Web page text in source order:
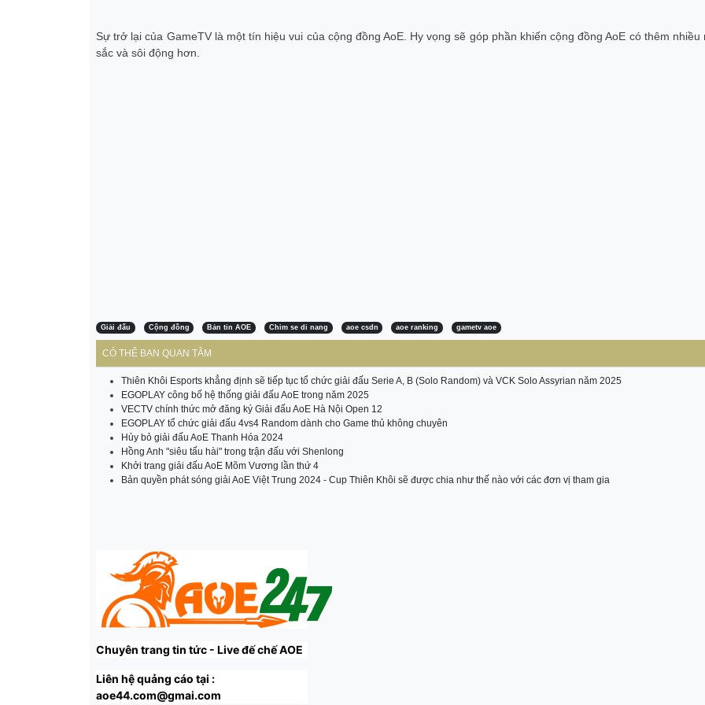
Sự trở lại của GameTV là một tín hiệu vui của cộng đồng AoE. Hy vọng sẽ góp phần khiến cộng đồng AoE có thêm nhiều
sắc và sôi động hơn.
Giải đấu Cộng đồng Bản tin AOE Chim se di nang aoe csdn aoe ranking gametv aoe
CÓ THỂ BẠN QUAN TÂM
Thiên Khôi Esports khẳng định sẽ tiếp tục tổ chức giải đấu Serie A, B (Solo Random) và VCK Solo Assyrian năm 2025
EGOPLAY công bố hệ thống giải đấu AoE trong năm 2025
VECTV chính thức mở đăng ký Giải đấu AoE Hà Nội Open 12
EGOPLAY tổ chức giải đấu 4vs4 Random dành cho Game thủ không chuyên
Hủy bỏ giải đấu AoE Thanh Hóa 2024
Hồng Anh "siêu tấu hài" trong trận đấu với Shenlong
Khởi trang giải đấu AoE Mõm Vương lần thứ 4
Bản quyền phát sóng giải AoE Việt Trung 2024 - Cup Thiên Khôi sẽ được chia như thế nào với các đơn vị tham gia
Chuyên trang tin tức - Live đế chế AOE
Liên hệ quảng cáo tại :
aoe44.com@gmai.com